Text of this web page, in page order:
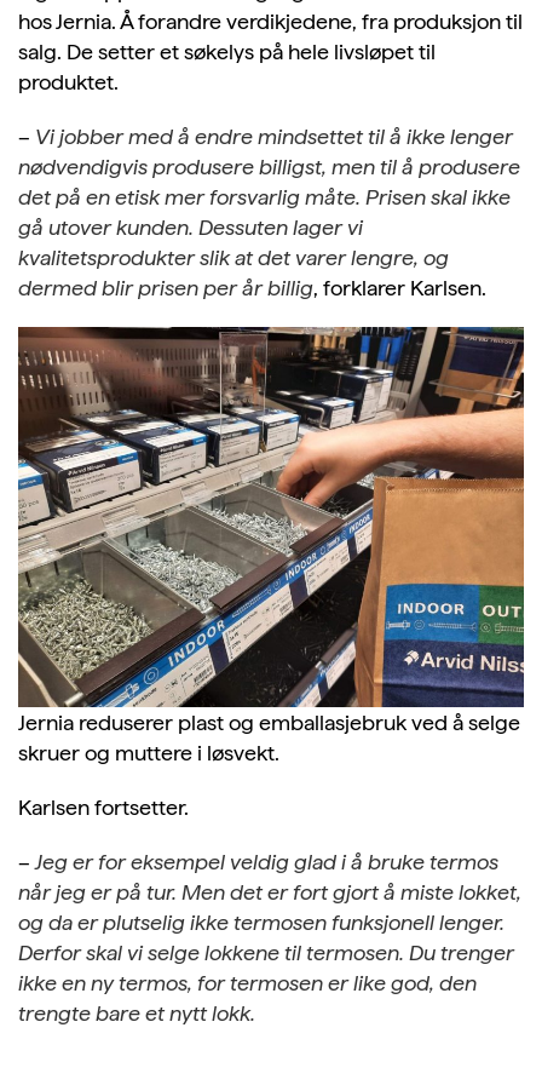
hos Jernia. Å forandre verdikjedene, fra produksjon til
salg. De setter et søkelys på hele livsløpet til
produktet.
– Vi jobber med å endre mindsettet til å ikke lenger
nødvendigvis produsere billigst, men til å produsere
det på en etisk mer forsvarlig måte. Prisen skal ikke
gå utover kunden. Dessuten lager vi
kvalitetsprodukter slik at det varer lengre, og
dermed blir prisen per år billig, forklarer Karlsen.
Jernia reduserer plast og emballasjebruk ved å selge
skruer og muttere i løsvekt.
Karlsen fortsetter.
–Jeg er for eksempel veldig glad i å bruke termos
når jeg er på tur. Men det er fort gjort å miste lokket,
og da er plutselig ikke termosen funksjonell lenger.
Derfor skal vi selge lokkene til termosen. Du trenger
ikke en ny termos, for termosen er like god, den
trengte bare et nytt lokk.